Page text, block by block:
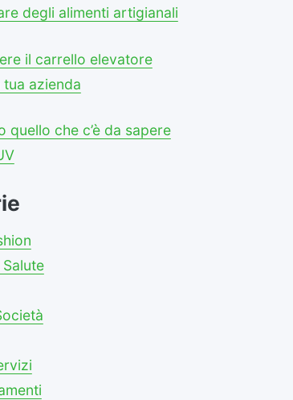
degli alimenti artigianali
il carrello elevatore
azienda
quello che c’è da sapere
Salute